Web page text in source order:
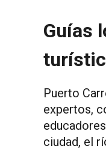
Guías
Puerto
expertos,
ciudad, el